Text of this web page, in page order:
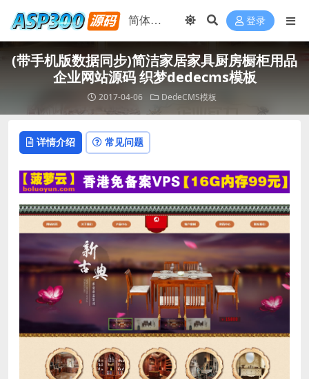
登录
(带手机版数据同步)简洁家居家具厨房橱柜用品
企业网站源码 织梦dedecms模板
2017-04-06 DedeCMS模板
详情介绍 常见问题